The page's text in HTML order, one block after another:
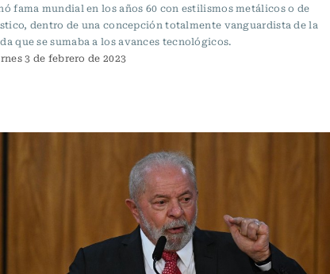
fama mundial en los años 60 con estilismos metálicos o de
dentro de una concepción totalmente vanguardista de la
que se sumaba a los avances tecnológicos.
3 de febrero de 2023